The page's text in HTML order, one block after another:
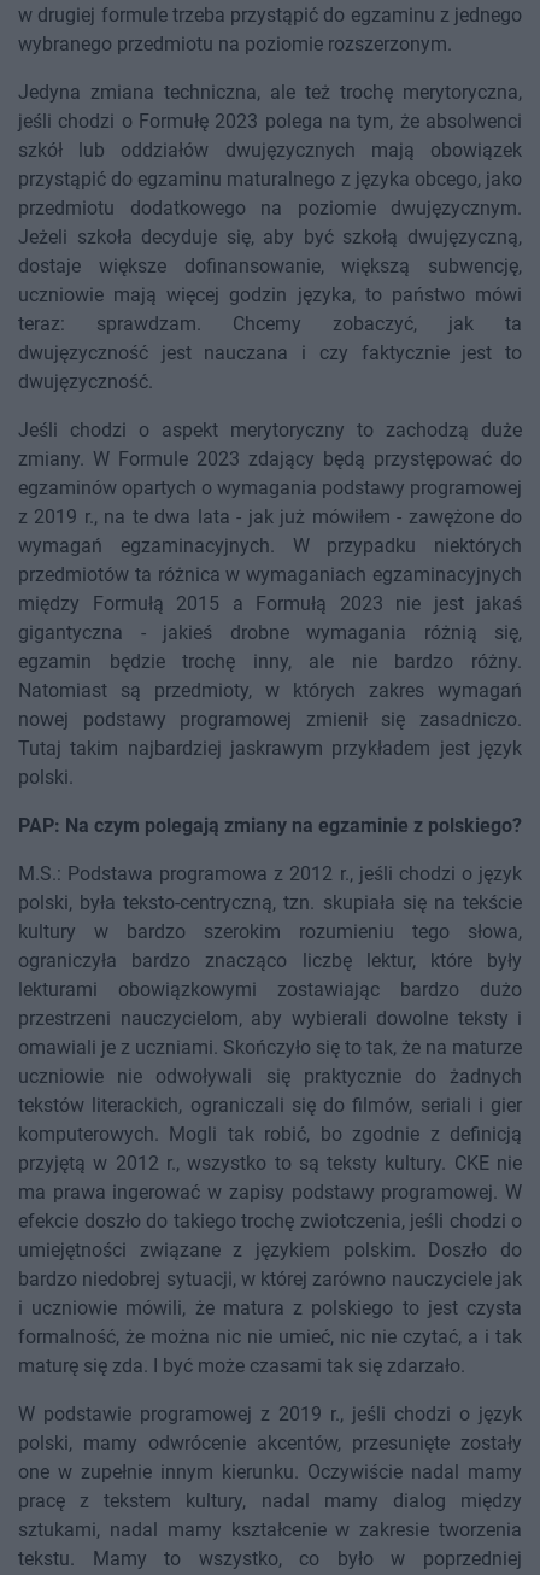
w drugiej formule trzeba przystąpić do egzaminu z jednego
wybranego przedmiotu na poziomie rozszerzonym.
Jedyna zmiana techniczna, ale też trochę merytoryczna,
jeśli chodzi o Formułę 2023 polega na tym, że absolwenci
szkół lub oddziałów dwujęzycznych mają obowiązek
przystąpić do egzaminu maturalnego z języka obcego, jako
przedmiotu dodatkowego na poziomie dwujęzycznym.
Jeżeli szkoła decyduje się, aby być szkołą dwujęzyczną,
dostaje większe dofinansowanie, większą subwencję,
uczniowie mają więcej godzin języka, to państwo mówi
teraz: sprawdzam. Chcemy zobaczyć, jak ta
dwujęzyczność jest nauczana i czy faktycznie jest to
dwujęzyczność.
Jeśli chodzi o aspekt merytoryczny to zachodzą duże
zmiany. W Formule 2023 zdający będą przystępować do
egzaminów opartych o wymagania podstawy programowej
z 2019 r., na te dwa lata - jak już mówiłem - zawężone do
wymagań egzaminacyjnych. W przypadku niektórych
przedmiotów ta różnica w wymaganiach egzaminacyjnych
między Formułą 2015 a Formułą 2023 nie jest jakaś
gigantyczna - jakieś drobne wymagania różnią się,
egzamin będzie trochę inny, ale nie bardzo różny.
Natomiast są przedmioty, w których zakres wymagań
nowej podstawy programowej zmienił się zasadniczo.
Tutaj takim najbardziej jaskrawym przykładem jest język
polski.
PAP: Na czym polegają zmiany na egzaminie z polskiego?
M.S.: Podstawa programowa z 2012 r., jeśli chodzi o język
polski, była teksto-centryczną, tzn. skupiała się na tekście
kultury w bardzo szerokim rozumieniu tego słowa,
ograniczyła bardzo znacząco liczbę lektur, które były
lekturami obowiązkowymi zostawiając bardzo dużo
przestrzeni nauczycielom, aby wybierali dowolne teksty i
omawiali je z uczniami. Skończyło się to tak, że na maturze
uczniowie nie odwoływali się praktycznie do żadnych
tekstów literackich, ograniczali się do filmów, seriali i gier
komputerowych. Mogli tak robić, bo zgodnie z definicją
przyjętą w 2012 r., wszystko to są teksty kultury. CKE nie
ma prawa ingerować w zapisy podstawy programowej. W
efekcie doszło do takiego trochę zwiotczenia, jeśli chodzi o
umiejętności związane z językiem polskim. Doszło do
bardzo niedobrej sytuacji, w której zarówno nauczyciele jak
i uczniowie mówili, że matura z polskiego to jest czysta
formalność, że można nic nie umieć, nic nie czytać, a i tak
maturę się zda. I być może czasami tak się zdarzało.
W podstawie programowej z 2019 r., jeśli chodzi o język
polski, mamy odwrócenie akcentów, przesunięte zostały
one w zupełnie innym kierunku. Oczywiście nadal mamy
pracę z tekstem kultury, nadal mamy dialog między
sztukami, nadal mamy kształcenie w zakresie tworzenia
tekstu. Mamy to wszystko, co było w poprzedniej